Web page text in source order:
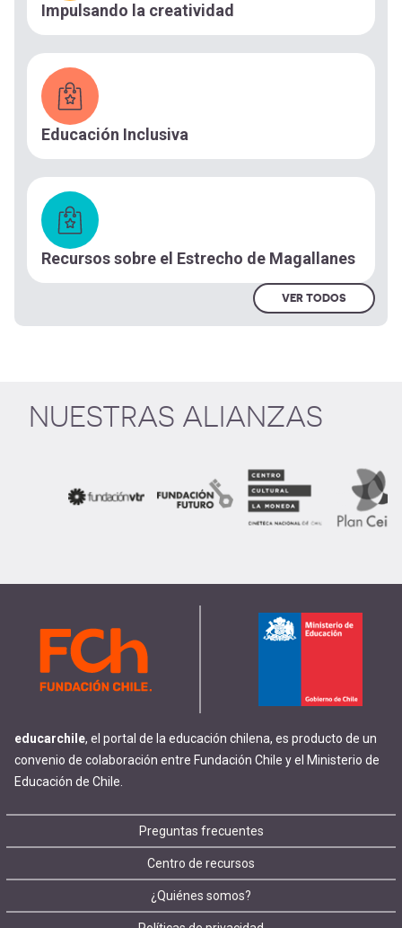
Impulsando la creatividad
Educación Inclusiva
Recursos sobre el Estrecho de Magallanes
VER TODOS
NUESTRAS ALIANZAS
educarchile, el portal de la educación chilena, es producto de un
convenio de colaboración entre Fundación Chile y el Ministerio de
Educación de Chile.
Footer
menu
Preguntas frecuentes
Centro de recursos
¿Quiénes somos?